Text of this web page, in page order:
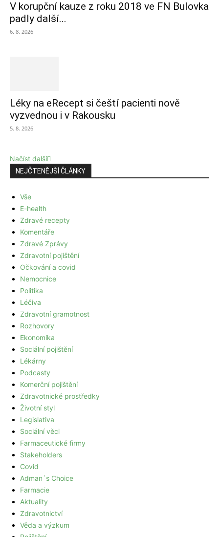
V korupční kauze z roku 2018 ve FN Bulovka
padly další...
6. 8. 2026
Léky na eRecept si čeští pacienti nově
vyzvednou i v Rakousku
5. 8. 2026
Načíst další
NEJČTENĚJŠÍ ČLÁNKY
Vše
E-health
Zdravé recepty
Komentáře
Zdravé Zprávy
Zdravotní pojištění
Očkování a covid
Nemocnice
Politika
Léčiva
Zdravotní gramotnost
Rozhovory
Ekonomika
Sociální pojištění
Lékárny
Podcasty
Komerční pojištění
Zdravotnické prostředky
Životní styl
Legislativa
Sociální věci
Farmaceutické firmy
Stakeholders
Covid
Adman´s Choice
Farmacie
Aktuality
Zdravotnictví
Věda a výzkum